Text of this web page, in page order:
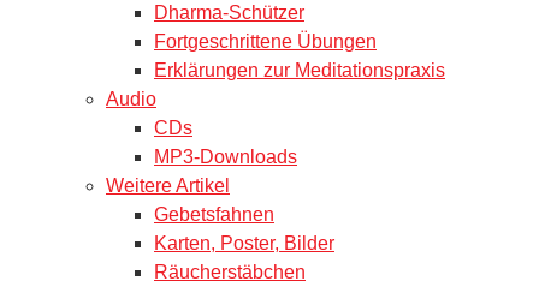
Dharma-Schützer
Fortgeschrittene Übungen
Erklärungen zur Meditationspraxis
Audio
CDs
MP3-Downloads
Weitere Artikel
Gebetsfahnen
Karten, Poster, Bilder
Räucherstäbchen